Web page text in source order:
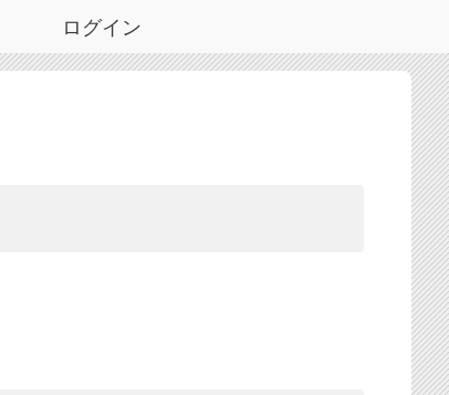
ログイン